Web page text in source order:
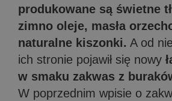
produkowane są świetne
zimno oleje, masła
naturalne kiszonki. A od
ich stronie pojawił się nowy
w smaku zakwas z
W poprzednim wpisie o